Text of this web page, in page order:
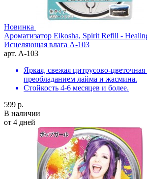
Новинка
Ароматизатор Eikosha, Spirit Refill -
Исцеляющая влага A-103
арт. A-103
Яркая, свежая цитрусово-цветочная
преобладанием лайма и жасмина.
Стойкость 4-6 месяцев и более.
599 р.
В наличии
от 4 дней